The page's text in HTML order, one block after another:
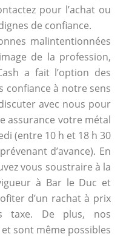
pour l’achat ou
de confiance.
malintentionnées
de la profession,
a fait l’option des
confiance à notre sens
avec nous pour
assurance votre métal
(entre 10 h et 18 h 30
d’avance). En
vous soustraire à la
à Bar le Duc et
d’un rachat à prix
taxe. De plus, nos
sont même possibles